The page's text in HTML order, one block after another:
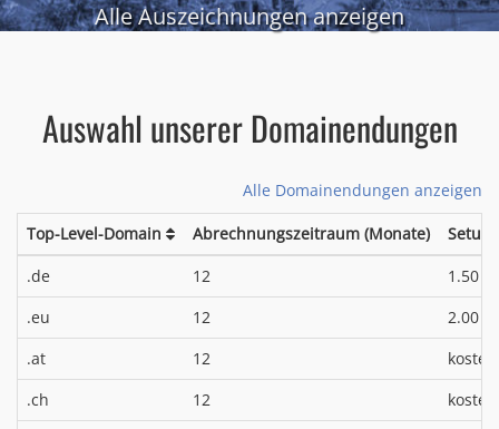
Alle Auszeichnungen anzeigen
Auswahl unserer Domainendungen
Alle Domainendungen anzeigen
Top-Level-Domain Abrechnungszeitraum (Monate)
.de
12 1.50 €
.eu 12 2.00 €
.at 12
.ch
12